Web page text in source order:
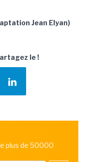
Jean Elyan)
le !
plus de 50000